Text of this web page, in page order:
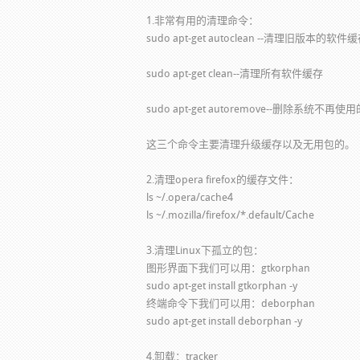
1.非常有用的清理命令：
sudo apt-get autoclean --清理旧版本的软件缓
sudo apt-get clean--清理所有软件缓存
sudo apt-get autoremove--删除系统不再使用
这三个命令主要清理升级缓存以及无用包的。
2.清理opera firefox的缓存文件：
ls ~/.opera/cache4
ls ~/.mozilla/firefox/*.default/Cache
3.清理Linux下孤立的包：
图形界面下我们可以用：gtkorphan
sudo apt-get install gtkorphan -y
终端命令下我们可以用：deborphan
sudo apt-get install deborphan -y
4.卸载：tracker